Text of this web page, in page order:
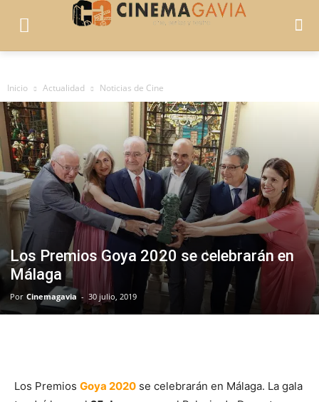
Inicio Actualidad Noticias de Cine
Los Premios Goya 2020 se celebrarán en
Málaga
Por Cinemagavia - 30 julio, 2019
Los Premios Goya 2020 se celebrarán en Málaga. La gala